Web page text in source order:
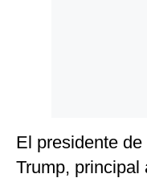
El presidente
Trump, principal